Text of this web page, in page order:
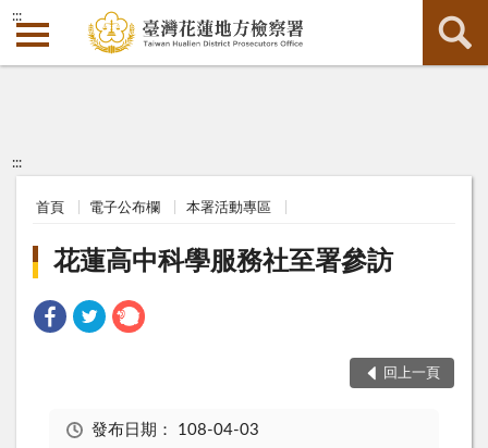
:::
:::
首頁 電子公布欄 本署活動專區
花蓮高中科學服務社至署參訪
回上一頁
發布日期： 108-04-03